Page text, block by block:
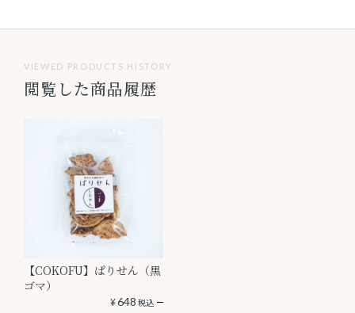
VIEWED PRODUCTS HISTORY
閲覧した商品履歴
【COKOFU】ぱりせん（黒
ゴマ）
¥648 税込